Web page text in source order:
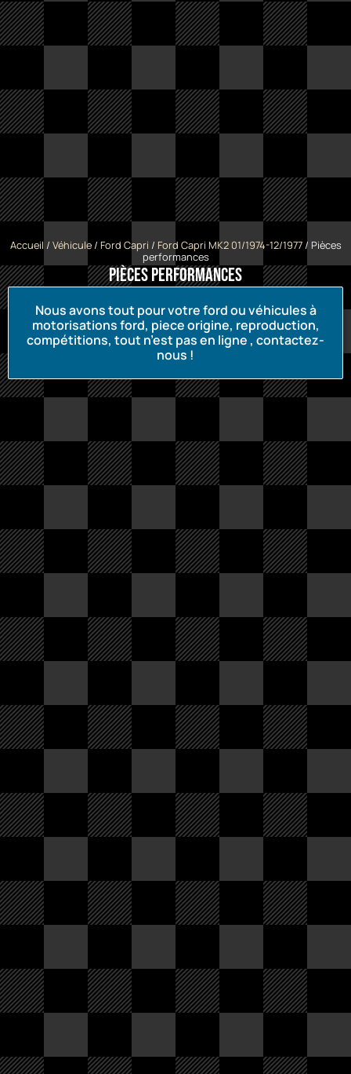
Accueil / Véhicule/ Ford Capri / Ford Capri MK2 01/1974-12/1977/ Pièces
performances
Pièces performances
Nous avons tout pour votre ford ou véhicules à
motorisations ford, piece origine, reproduction,
compétitions, tout n’est pas en ligne , contactez-
nous !